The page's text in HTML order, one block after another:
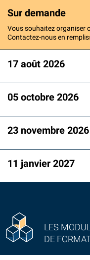
LES
DE
Sur demande
Vous souhaitez organiser
Contactez-nous en
17 août 2026
05 octobre 2026
23 novembre 2026
11 janvier 2027